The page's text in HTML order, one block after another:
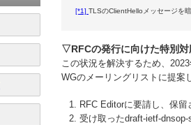
[*1] TLSのClientHelloメッセージを
▽RFCの発行に向けた特別対
この状況を解決するため、
WGのメーリングリストに提案
RFC Editorに要請し、保
受け取ったdraft-ietf-